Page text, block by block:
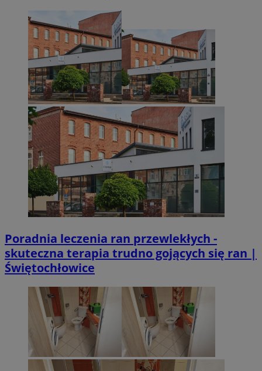
Poradnia leczenia ran przewlekłych -
skuteczna terapia trudno gojących się ran |
Świętochłowice